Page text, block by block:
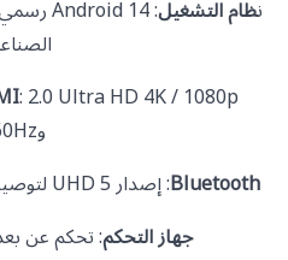
نظام التشغيل
و60Hz
Bluetooth: إصدار 5 UHD لتوصيل الأجهزة الصوتية والملحقات
جهاز التحكم: تحكم عن